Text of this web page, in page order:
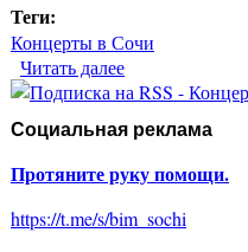
Теги:
Концерты в Сочи
Читать далее
Сочи
Социальная реклама
Протяните руку помощи.
https://t.me/s/bim_sochi